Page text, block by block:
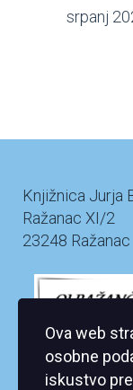
srpanj
Knjižnica Jurja
Ražanac XI/2
23248 Ražanac
Ova web
osobne
iskustvo